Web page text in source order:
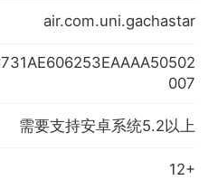
air.com.uni.gachastar
007
需要支持安卓系统5.2以上
12+